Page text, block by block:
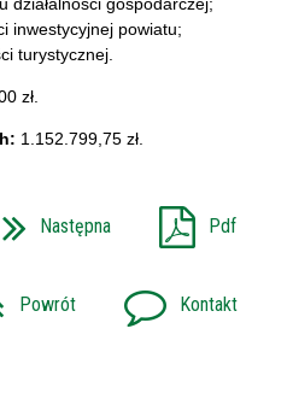
inwestycyjnej powiatu;
turystycznej.
zł.
1.152.799,75 zł.
Następna Pdf
Powrót Kontakt